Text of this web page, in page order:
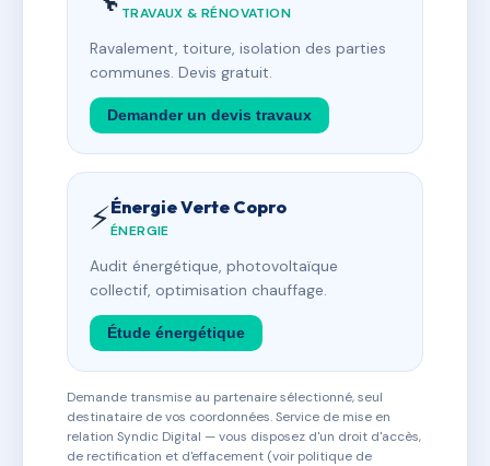
TRAVAUX & RÉNOVATION
Ravalement, toiture, isolation des parties
communes. Devis gratuit.
Demander un devis travaux
⚡Énergie Verte Copro
ÉNERGIE
Audit énergétique, photovoltaïque
collectif, optimisation chauffage.
Étude énergétique
Demande transmise au partenaire sélectionné, seul
destinataire de vos coordonnées. Service de mise en
relation Syndic Digital — vous disposez d'un droit d'accès,
de rectification et d'effacement (voir politique de